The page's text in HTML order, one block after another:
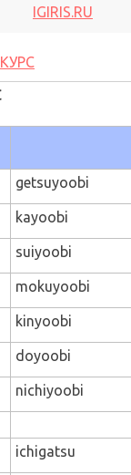
IGIRIS.RU
КУРС
getsuyoobi
kayoobi
suiyoobi
mokuyoobi
kinyoobi
doyoobi
nichiyoobi
ichigatsu